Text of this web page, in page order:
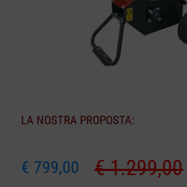
LA NOSTRA PROPOSTA:
€1.299,00Il
€ 799,00
Il